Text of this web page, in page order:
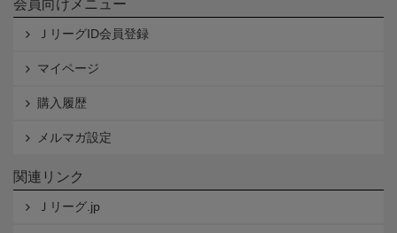
会員向けメニュー
ＪリーグID会員登録
マイページ
購入履歴
メルマガ設定
関連リンク
Ｊリーグ.jp